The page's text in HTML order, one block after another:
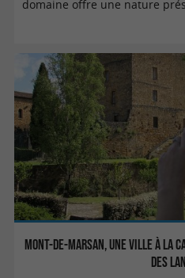
domaine offre une nature
Mont-de-Marsan, une ville à la
des